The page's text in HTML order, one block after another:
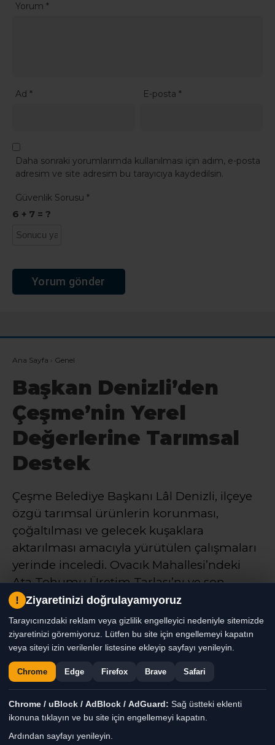
Yorum *
Ad * E-posta*
Daha sonraki yorumlarımda kullanılması için adım, e-posta
adresim ve site adresim bu tarayıcıya kaydedilsin.
Güvenlik Sorusu *
6 + 7 = ?
Ana Sayfa › Genel
Başkan Denizli’den
Çeşme’nin Yerel
Değerlerine Tarımsal
Destek
Çeşme Belediye Başkanı Lâl Denizli, ilçeye
özgü tarımsal ürünlerin korunması,
çoğaltılması ve gelecek kuşaklara
aktarılması amacıyla yürütülen çalışmaları
yerinde inceledi. Ovacık Mahallesi’ndeki
Ata Tohumu Üretim Tarlası’nı ve son
hazırlıkları tamamlanan Tıbbi Aromatik
Anaç Bahçesi’ni ziyaret eden Başkan
Denizli, sürdürülebilir üretim ve yerel
üretici desteğinin önemine dikkat çekti
Haber Moderatörü TÜM YAZILARI
Giriş: 07-08-2026 16:27 Genel Gündem
! Ziyaretinizi doğrulayamıyoruz
Tarayıcınızdaki reklam veya gizlilik engelleyici nedeniyle sitemizde
ziyaretinizi göremiyoruz. Lütfen bu site için engellemeyi kapatın
veya siteyi izin verilenler listesine ekleyip sayfayı yenileyin.
Chrome Edge Firefox Brave Safari
Chrome / uBlock / AdBlock / AdGuard: Sağ üstteki eklenti
ikonuna tıklayın ve bu site için engellemeyi kapatın.
Ardından sayfayı yenileyin.